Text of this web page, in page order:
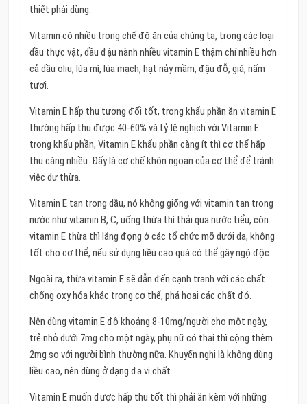
thiết phải dùng.
Vitamin có nhiều trong chế độ ăn của chúng ta, trong các loại
dầu thực vật, dầu đậu nành nhiều vitamin E thậm chí nhiều hơn
cả dầu oliu, lúa mì, lúa mạch, hạt nảy mầm, đậu đỗ, giá, nấm
tươi.
Vitamin E hấp thu tương đối tốt, trong khẩu phần ăn vitamin E
thường hấp thu được 40-60% và tỷ lệ nghịch với Vitamin E
trong khẩu phần, Vitamin E khẩu phần càng ít thì cơ thể hấp
thu càng nhiều. Đấy là cơ chế khôn ngoan của cơ thể để tránh
việc dư thừa.
Vitamin E tan trong dầu, nó không giống với vitamin tan trong
nước như vitamin B, C, uống thừa thì thải qua nước tiểu, còn
vitamin E thừa thì lắng đọng ở các tổ chức mỡ dưới da, không
tốt cho cơ thể, nếu sử dụng liều cao quá có thể gây ngộ độc.
Ngoài ra, thừa vitamin E sẽ dẫn đến cạnh tranh với các chất
chống oxy hóa khác trong cơ thể, phá hoại các chất đó.
Nên dùng vitamin E độ khoảng 8-10mg/người cho một ngày,
trẻ nhỏ dưới 7mg cho một ngày, phụ nữ có thai thì cộng thêm
2mg so với người bình thường nữa. Khuyến nghị là không dùng
liều cao, nên dùng ở dạng đa vi chất.
Vitamin E muốn được hấp thu tốt thì phải ăn kèm với những